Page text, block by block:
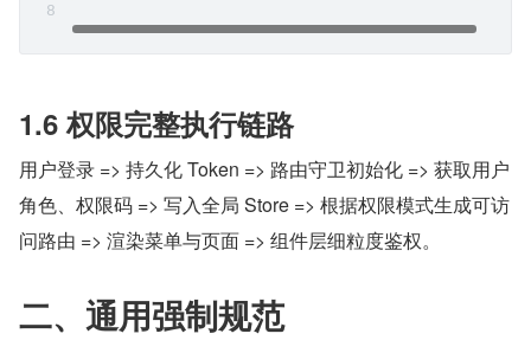
1.6 权限完整执行链路
用户登录 => 持久化 Token => 路由守卫初始化 => 获取用户
角色、权限码 => 写入全局 Store => 根据权限模式生成可访
问路由 => 渲染菜单与页面 => 组件层细粒度鉴权。
二、通用强制规范